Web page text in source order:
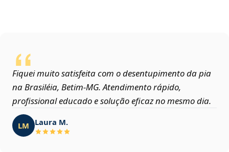
Fiquei muito satisfeita com o desentupimento da pia
na Brasiléia, Betim‑MG. Atendimento rápido,
profissional educado e solução eficaz no mesmo dia.
LM Laura M.